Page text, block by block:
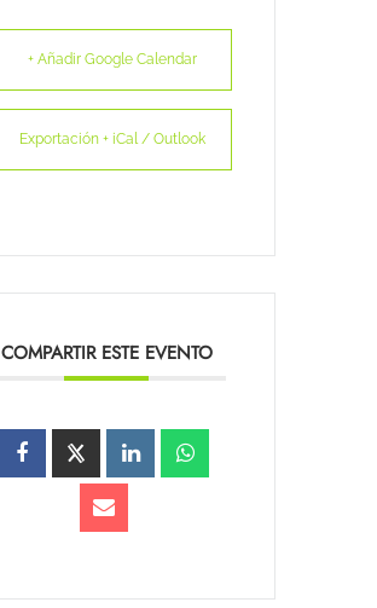
+ Añadir Google Calendar
Exportación + iCal / Outlook
COMPARTIR ESTE EVENTO